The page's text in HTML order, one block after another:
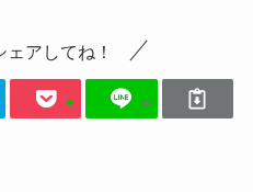
ェアしてね！